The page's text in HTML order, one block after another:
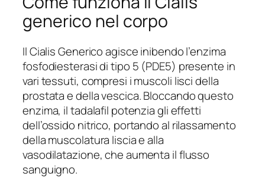
generico nel corpo
Il Cialis Generico agisce inibendo l’enzima
fosfodiesterasi di tipo 5 (PDE5) presente in
vari tessuti, compresi i muscoli lisci della
prostata e della vescica. Bloccando questo
enzima, il tadalafil potenzia gli effetti
dell’ossido nitrico, portando al rilassamento
della muscolatura liscia e alla
vasodilatazione, che aumenta il flusso
sanguigno.